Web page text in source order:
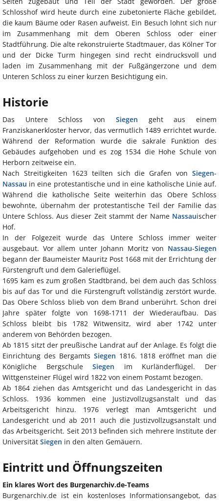
Schlosshof wird heute durch eine zubetonierte Fläche gebildet,
die kaum Bäume oder Rasen aufweist. Ein Besuch lohnt sich nur
im Zusammenhang mit dem Oberen Schloss oder einer
Stadtführung. Die alte rekonstruierte Stadtmauer, das Kölner Tor
und der Dicke Turm hingegen sind recht eindrucksvoll und
laden im Zusammenhang mit der Fußgängerzone und dem
Unteren Schloss zu einer kurzen Besichtigung ein.
Historie
Das Untere Schloss von Siegen geht aus einem
Franziskanerkloster hervor, das vermutlich 1489 errichtet wurde.
Während der Reformation wurde die sakrale Funktion des
Gebäudes aufgehoben und es zog 1534 die Hohe Schule von
Herborn zeitweise ein.
Nach Streitigkeiten 1623 teilten sich die Grafen von Siegen-
Nassau in eine protestantische und in eine katholische Linie auf.
Während die katholische Seite weiterhin das Obere Schloss
bewohnte, übernahm der protestantische Teil der Familie das
Untere Schloss. Aus dieser Zeit stammt der Name Nassauischer
Hof.
In der Folgezeit wurde das Untere Schloss immer weiter
ausgebaut. Vor allem unter Johann Moritz von Nassau-Siegen
begann der Baumeister Mauritz Post 1668 mit der Errichtung der
Fürstengruft und dem Galerieflügel.
1695 kam es zum großen Stadtbrand, bei dem auch das Schloss
bis auf das Tor und die Fürstengruft vollständig zerstört wurde.
Das Obere Schloss blieb von dem Brand unberührt. Schon drei
Jahre später folgte von 1698-1711 der Wiederaufbau. Das
Schloss bleibt bis 1782 Witwensitz, wird aber 1742 unter
anderem von Behörden bezogen.
Ab 1815 sitzt der preußische Landrat auf der Anlage. Es folgt die
Einrichtung des Bergamts Siegen 1816. 1818 eröffnet man die
Königliche BergschuleSiegen im Kurländerflügel. Der
Wittgensteiner Flügel wird 1822 von einem Postamt bezogen.
Ab 1864 ziehen das Amtsgericht und das Landesgericht in das
Schloss. 1936 kommen eine Justizvollzugsanstalt und das
Arbeitsgericht hinzu. 1976 verlegt man Amtsgericht und
Landesgericht und ab 2011 auch die Justizvollzugsanstalt und
das Arbeitsgericht. Seit 2013 befinden sich mehrere Institute der
Universität Siegen in den alten Gemäuern.
Eintritt und Öffnungszeiten
Ein klares Wort des Burgenarchiv.de-Teams
Burgenarchiv.de ist ein kostenloses Informationsangebot, das